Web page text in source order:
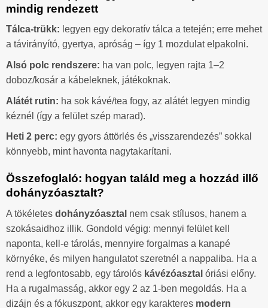
mindig rendezett
Tálca-trükk: legyen egy dekoratív tálca a tetején; erre mehet
a távirányító, gyertya, apróság – így 1 mozdulat elpakolni.
Alsó polc rendszere: ha van polc, legyen rajta 1–2
doboz/kosár a kábeleknek, játékoknak.
Alátét rutin: ha sok kávé/tea fogy, az alátét legyen mindig
kéznél (így a felület szép marad).
Heti 2 perc: egy gyors áttörlés és „visszarendezés” sokkal
könnyebb, mint havonta nagytakarítani.
Összefoglaló: hogyan találd meg a hozzád illő
dohányzóasztalt?
A tökéletes dohányzóasztal nem csak stílusos, hanem a
szokásaidhoz illik. Gondold végig: mennyi felület kell
naponta, kell-e tárolás, mennyire forgalmas a kanapé
környéke, és milyen hangulatot szeretnél a nappaliba. Ha a
rend a legfontosabb, egy tárolós kávézóasztal óriási előny.
Ha a rugalmasság, akkor egy 2 az 1-ben megoldás. Ha a
dizájn és a fókuszpont, akkor egy karakteres modern